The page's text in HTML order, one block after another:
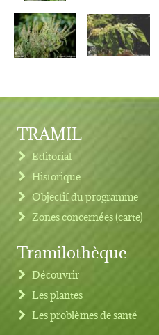
TRAMIL
Editorial
Historique
Objectif du programme
Zones concernées (carte)
Tramilothèque
Découvrir
Les plantes
Les problèmes de santé